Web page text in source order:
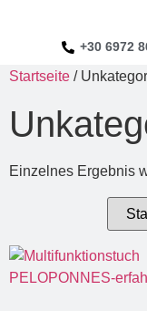
+30 6972
Startseite /
Einzelnes Ergebnis